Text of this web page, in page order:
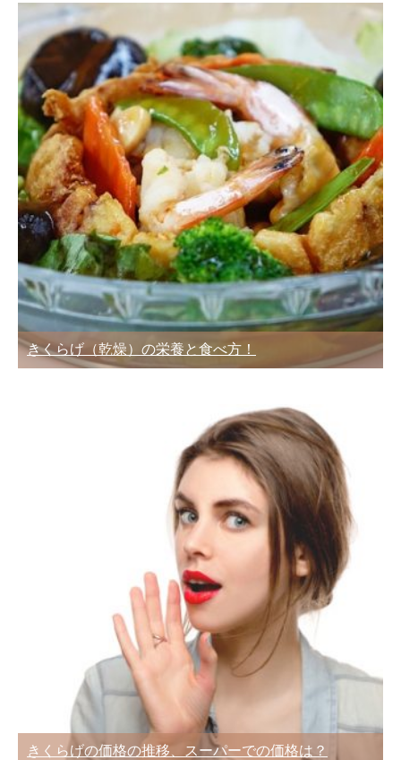
きくらげ（乾燥）の栄養と食べ方！
きくらげの価格の推移、スーパーでの価格は？